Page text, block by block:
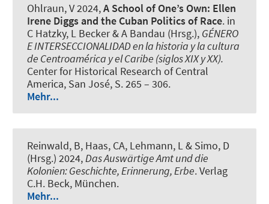
Ohlraun, V2024,A School of One’s Own: Ellen
Irene Diggs and the Cuban Politics of Race. in
C Hatzky, L Becker & A Bandau (Hrsg.), GÉNERO
E INTERSECCIONALIDAD en la historia y la cultura
de Centroamérica y el Caribe (siglos XIX y XX).
Center for Historical Research of Central
America, San José, S. 265 – 306.
Mehr...
Reinwald, B, Haas, CA, Lehmann, L & Simo, D
(Hrsg.) 2024,Das Auswärtige Amt und die
Kolonien: Geschichte, Erinnerung, Erbe. Verlag
C.H. Beck, München.
Mehr...